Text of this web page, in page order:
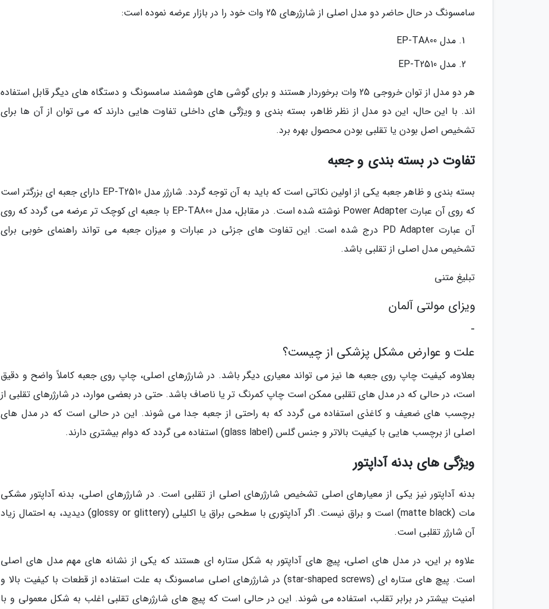
سامسونگ در حال حاضر دو مدل اصلی از شارژرهای 25 وات خود را در بازار عرضه نموده است:
مدل EP-TA800
مدل EP-T2510
هر دو مدل از توان خروجی 25 وات برخوردار هستند و برای گوشی های هوشمند سامسونگ و دستگاه های دیگر قابل استفاده
اند. با این حال، این دو مدل از نظر ظاهر، بسته بندی و ویژگی های داخلی تفاوت هایی دارند که می توان از آن ها برای
تشخیص اصل بودن یا تقلبی بودن محصول بهره برد.
تفاوت در بسته بندی و جعبه
بسته بندی و ظاهر جعبه یکی از اولین نکاتی است که باید به آن توجه گردد. شارژر مدل EP-T2510 دارای جعبه ای بزرگتر است
که روی آن عبارت Power Adapter نوشته شده است. در مقابل، مدل EP-TA800 با جعبه ای کوچک تر عرضه می گردد که روی
آن عبارت PD Adapter درج شده است. این تفاوت های جزئی در عبارات و میزان جعبه می تواند راهنمای خوبی برای
تشخیص مدل اصلی از تقلبی باشد.
تبلیغ متنی
ویزای مولتی آلمان
-
علت و عوارض مشکل پزشکی از چیست؟
بعلاوه، کیفیت چاپ روی جعبه ها نیز می تواند معیاری دیگر باشد. در شارژرهای اصلی، چاپ روی جعبه کاملاً واضح و دقیق
است، در حالی که در مدل های تقلبی ممکن است چاپ کمرنگ تر یا ناصاف باشد. حتی در بعضی موارد، در شارژرهای تقلبی از
برچسب های ضعیف و کاغذی استفاده می گردد که به راحتی از جعبه جدا می شوند. این در حالی است که در مدل های
اصلی از برچسب هایی با کیفیت بالاتر و جنس گلس (glass label) استفاده می گردد که دوام بیشتری دارند.
ویژگی های بدنه آداپتور
بدنه آداپتور نیز یکی از معیارهای اصلی تشخیص شارژرهای اصلی از تقلبی است. در شارژرهای اصلی، بدنه آداپتور مشکی
مات (matte black) است و براق نیست. اگر آداپتوری با سطحی براق یا اکلیلی (glossy or glittery) دیدید، به احتمال زیاد
آن شارژر تقلبی است.
علاوه بر این، در مدل های اصلی، پیچ های آداپتور به شکل ستاره ای هستند که یکی از نشانه های مهم مدل های اصلی
است. پیچ های ستاره ای (star-shaped screws) در شارژرهای اصلی سامسونگ به علت استفاده از قطعات با کیفیت بالا و
امنیت بیشتر در برابر تقلب، استفاده می شوند. این در حالی است که پیچ های شارژرهای تقلبی اغلب به شکل معمولی و با